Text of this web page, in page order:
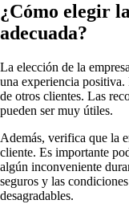
¿Cómo elegir
adecuada?
La elección de la
una experiencia
de otros clientes. Las
pueden ser muy útiles.
Además, verifica que la
cliente. Es importante
algún inconveniente
seguros y las
desagradables.